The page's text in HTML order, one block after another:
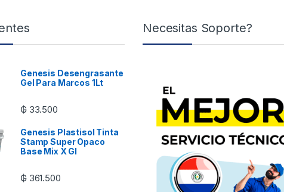
Genesis Desengrasante
Gel Para Marcos 1Lt
₲ 33.500
Genesis Plastisol Tinta
Stamp Super Opaco
Base Mix X Gl
₲ 361.500
Necesitas Soporte?